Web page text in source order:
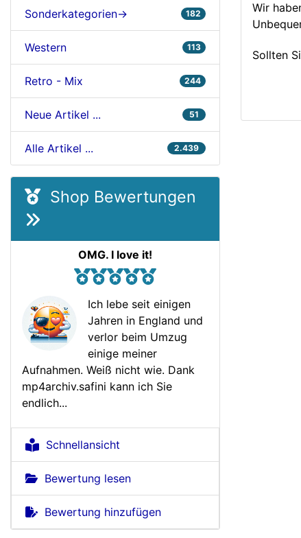
Sonderkategorien-> 182
Western 113
Retro - Mix 244
Neue Artikel ... 51
Alle Artikel ... 2.439
Shop Bewertungen
OMG. I love it!
Ich lebe seit einigen
Jahren in England und
verlor beim Umzug
einige meiner
Aufnahmen. Weiß nicht wie. Dank
mp4archiv.safini kann ich Sie
endlich...
Schnellansicht
Bewertung lesen
Bewertung hinzufügen
Wir
Sollten